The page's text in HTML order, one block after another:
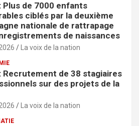
Plus de 7000 enfants
ciblés par la deuxième
nationale de rattrapage
de naissances
La voix de la nation
Recrutement de 38 stagiaires
sur des projets de la
La voix de la nation